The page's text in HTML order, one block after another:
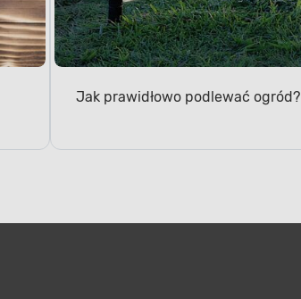
Jak prawidłowo podlewać ogród?